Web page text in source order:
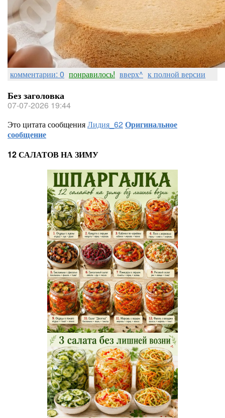
комментарии: 0 понравилось! вверх^ к полной версии
Без заголовка
07-07-2026 19:44
Это цитата сообщенияЛидия_62Оригинальное
сообщение
12 САЛАТОВ НА ЗИМУ